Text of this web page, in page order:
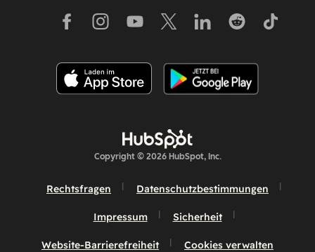
Copyright © 2026 HubSpot, Inc.
Rechtsfragen Datenschutzbestimmungen
Impressum Sicherheit
Website-Barrierefreiheit Cookies verwalten